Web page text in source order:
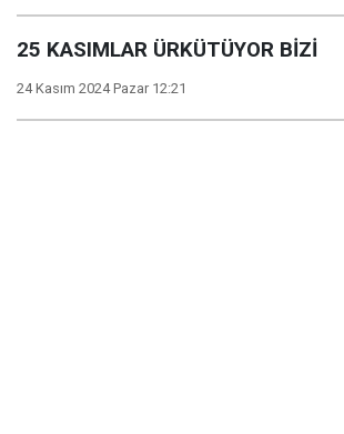
25 KASIMLAR ÜRKÜTÜYOR BİZİ
24 Kasım 2024 Pazar 12:21